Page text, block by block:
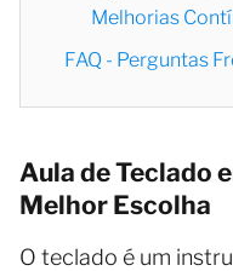
Melhorias
FAQ - Perguntas
Aula de Teclado
Melhor Escolha
O teclado é um